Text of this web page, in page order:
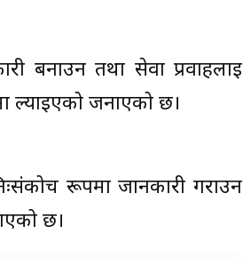
बनाउन तथा सेवा प्रवाहलाई
ल्याइएको जनाएको छ।
रूपमा जानकारी गराउन
छ।